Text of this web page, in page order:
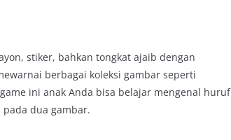
stiker, bahkan tongkat ajaib dengan
berbagai koleksi gambar seperti
ini anak Anda bisa belajar mengenal huruf
dua gambar.